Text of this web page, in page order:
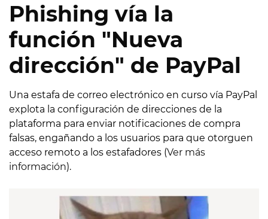
Phishing vía la
función "Nueva
dirección" de PayPal
Una estafa de correo electrónico en curso vía PayPal
explota la configuración de direcciones de la
plataforma para enviar notificaciones de compra
falsas, engañando a los usuarios para que otorguen
acceso remoto a los estafadores (Ver más
información).